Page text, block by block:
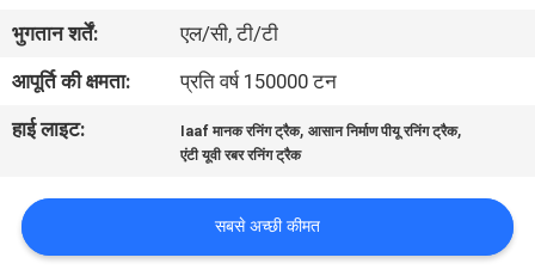
संपर्क
करें
उद्धरण
का
भुगतान शर्तें:
एल/सी, टी/टी
आपूर्ति की क्षमता:
प्रति वर्ष 150000 टन
हाई लाइट:
Iaaf मानक रनिंग ट्रैक,आसान निर्माण पीयू रनिंग ट्रैक,
एंटी यूवी रबर रनिंग ट्रैक
सबसे अच्छी कीमत